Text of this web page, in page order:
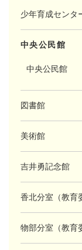
少年育成センタ
中央公民館
中央公民館
図書館
美術館
吉井勇記念館
香北分室（教育
物部分室（教育